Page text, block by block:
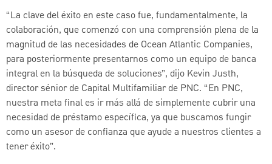
“La clave del éxito en este caso fue, fundamentalmente, la
colaboración, que comenzó con una comprensión plena de la
magnitud de las necesidades de Ocean Atlantic Companies,
para posteriormente presentarnos como un equipo de banca
integral en la búsqueda de soluciones”, dijo Kevin Justh,
director sénior de Capital Multifamiliar de PNC. “En PNC,
nuestra meta final es ir más allá de simplemente cubrir una
necesidad de préstamo específica, ya que buscamos fungir
como un asesor de confianza que ayude a nuestros clientes a
tener éxito”.